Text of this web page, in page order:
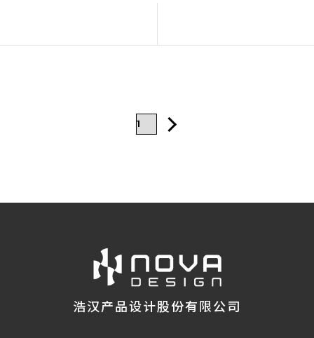
浩汉产品设计股份有限公司